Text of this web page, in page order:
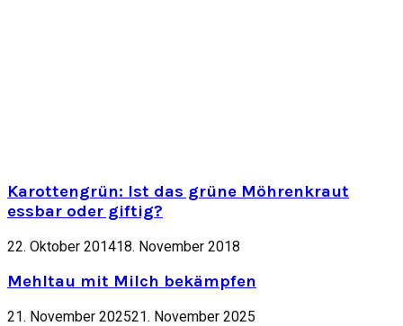
Karottengrün: Ist das grüne Möhrenkraut
essbar oder giftig?
22. Oktober 201418. November 2018
Mehltau mit Milch bekämpfen
21. November 202521. November 2025